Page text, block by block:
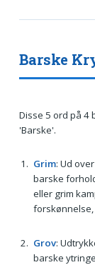
Barske
Disse 5 ord på 4
'Barske'.
Grim: Ud
barske
eller grim
Grov:
barske